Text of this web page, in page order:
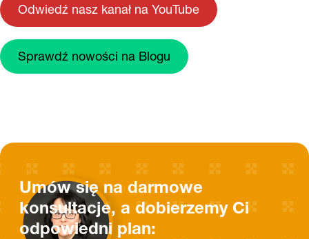
Odwiedź nasz kanał na YouTube
Sprawdź nowości na Blogu
Umów się na darmowe
konsultacje, a dobierzemy Ci
odpowiedni plan: